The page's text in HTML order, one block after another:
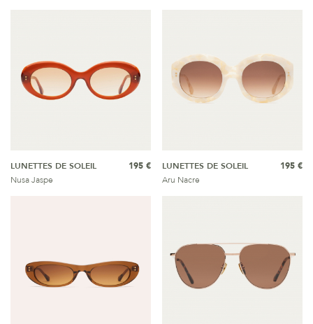
LUNETTES DE SOLEIL
Nusa Jaspe
195 €
LUNETTES DE SOLEIL
Aru Nacre
195 €